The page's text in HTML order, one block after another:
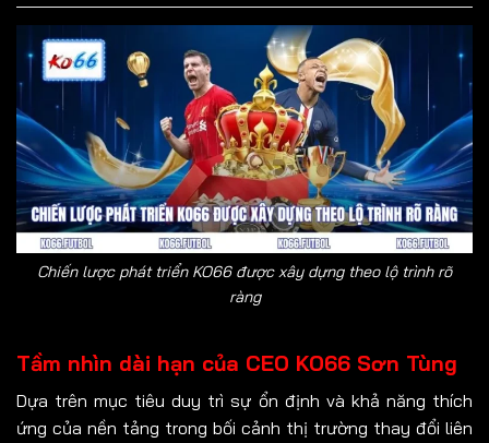
Chiến lược phát triển KO66 được xây dựng theo lộ trình rõ
ràng
Tầm nhìn dài hạn của CEO KO66 Sơn Tùng
Dựa trên mục tiêu duy trì sự ổn định và khả năng thích
ứng của nền tảng trong bối cảnh thị trường thay đổi liên